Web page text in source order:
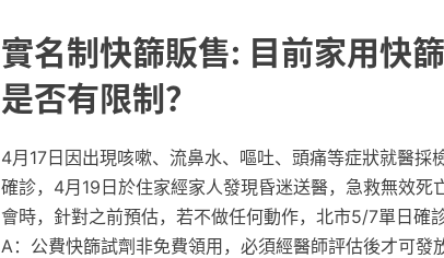
實名制快篩販售: 目前家用快
是否有限制？
4月17日因出現咳嗽、流鼻水、嘔吐、頭痛等症狀就醫採
確診，4月19日於住家經家人發現昏迷送醫，急救無效
會時，針對之前預估，若不做任何動作，北市5/7單日確
A：公費快篩試劑非免費領用，必須經醫師評估後才可